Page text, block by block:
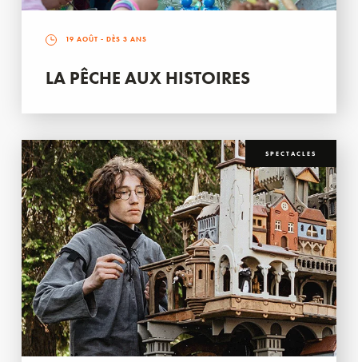
19 AOÛT - DÈS 3 ANS
LA PÊCHE AUX HISTOIRES
SPECTACLES